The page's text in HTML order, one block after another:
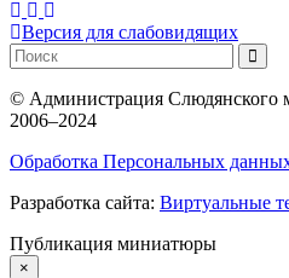
Версия для слабовидящих
© Администрация Слюдянского
2006–2024
Обработка Персональных
Разработка сайта: Виртуальные
Публикация миниатюры
×